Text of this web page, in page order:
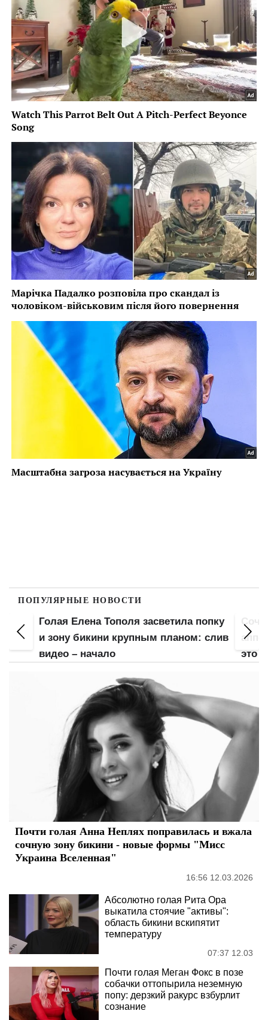
ПОПУЛЯРНЫЕ НОВОСТИ
Голая Елена Тополя засветила попку
и зону бикини крупным планом: слив
видео – начало
это
Почти голая Анна Неплях поправилась и вжала
сочную зону бикини - новые формы "Мисс
Украина Вселенная"
16:56 12.03.2026
Абсолютно голая Рита Ора
выкатила стоячие "активы":
область бикини вскипятит
температуру
07:37 12.03
Почти голая Меган Фокс в позе
собачки оттопырила неземную
попу: дерзкий ракурс взбурлит
сознание